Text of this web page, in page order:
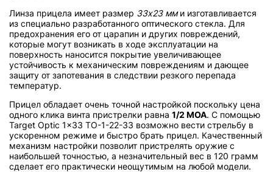
Линза прицела имеет размер 33х23 мми изготавливается
из специально разработанного оптического стекла. Для
предохранения его от царапин и других повреждений,
которые могут возникать в ходе эксплуатации на
поверхность наносится покрытие увеличивающее
устойчивость к механическим повреждениям и дающее
защиту от запотевания в следствии резкого перепада
температур.
Прицел обладает очень точной настройкой поскольку цена
одного клика винта пристрелки равна 1/2 МОА. С помощью
Target Optic 1x33 TO-1-22-33 возможно вести стрельбу в
ускоренном режиме и быстро брать прицел. Качественный
механизм настройки позволит пристрелять оружие с
наибольшей точностью, а незначительный вес в 120 грамм
сделает его практически неощутимым на любой модели.